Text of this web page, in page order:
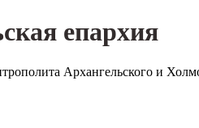
епархия
Архангельского и